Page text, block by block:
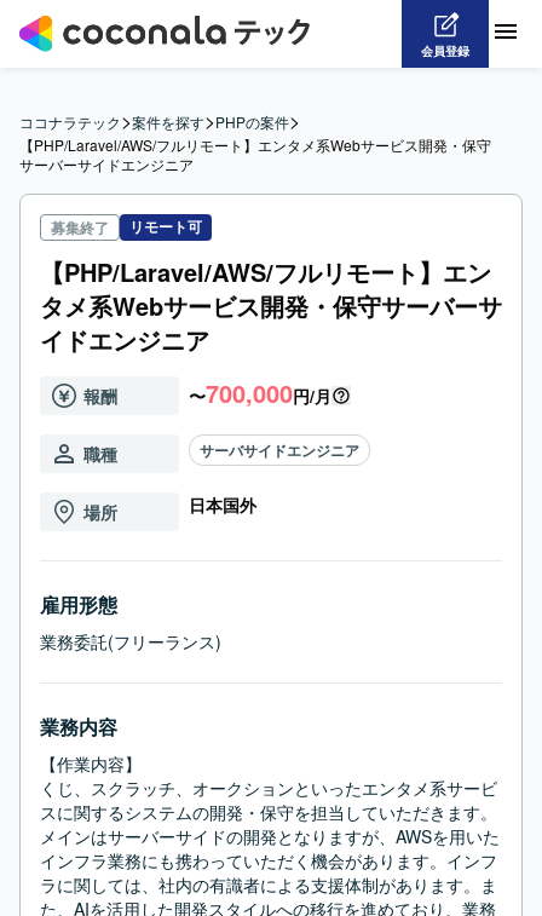
会員登録
ココナラテック>案件を探す>PHPの案件>
【PHP/Laravel/AWS/フルリモート】エンタメ系Webサービス開発・保守
サーバーサイドエンジニア
募集終了 リモート可
【PHP/Laravel/AWS/フルリモート】エン
タメ系Webサービス開発・保守サーバーサ
イドエンジニア
報酬 〜700,000円/月
職種 サーバサイドエンジニア
場所 日本国外
雇用形態
業務委託(フリーランス)
業務内容
【作業内容】
くじ、スクラッチ、オークションといったエンタメ系サービ
スに関するシステムの開発・保守を担当していただきます。
メインはサーバーサイドの開発となりますが、AWSを用いた
インフラ業務にも携わっていただく機会があります。インフ
ラに関しては、社内の有識者による支援体制があります。ま
た、AIを活用した開発スタイルへの移行を進めており、業務